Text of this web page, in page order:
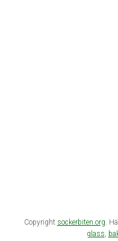
Copyright sockerbiten.org.
glass,